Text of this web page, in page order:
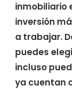
inmobiliario
inversión
a trabajar.
puedes
incluso
ya cuentan